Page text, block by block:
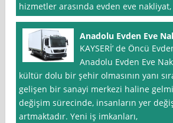
hizmetler arasında evden eve nakliyat,
Anadolu Evden Eve
KAYSERİ’ de Öncü
Anadolu Evden Eve
kültür dolu bir şehir olmasının yanı
gelişen bir sanayi merkezi haline
değişim sürecinde, insanların yer
artmaktadır. Yeni iş imkanları,